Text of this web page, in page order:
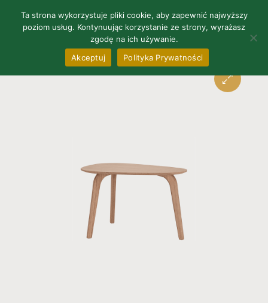
Ta strona wykorzystuje pliki cookie, aby zapewnić najwyższy
poziom usług. Kontynuując korzystanie ze strony, wyrażasz
zgodę na ich używanie.
Akceptuj
Polityka Prywatności